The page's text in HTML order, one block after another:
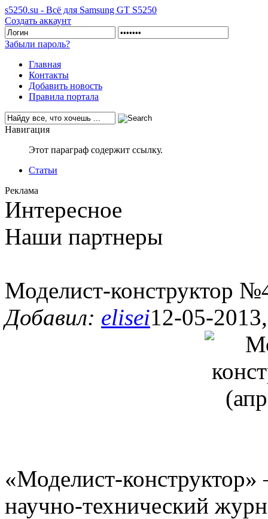
s5250.su - Всё для Samsung GT S5250
Создать аккаунт
Забыли пароль?
Главная
Контакты
Добавить новость
Правила портала
Навигация
Этот параграф содержит ссылку.
Статьи
Реклама
Интересное
Наши партнеры
Моделист-конструктор
Добавил: elisei12-05-
«Моделист-
научно-технический